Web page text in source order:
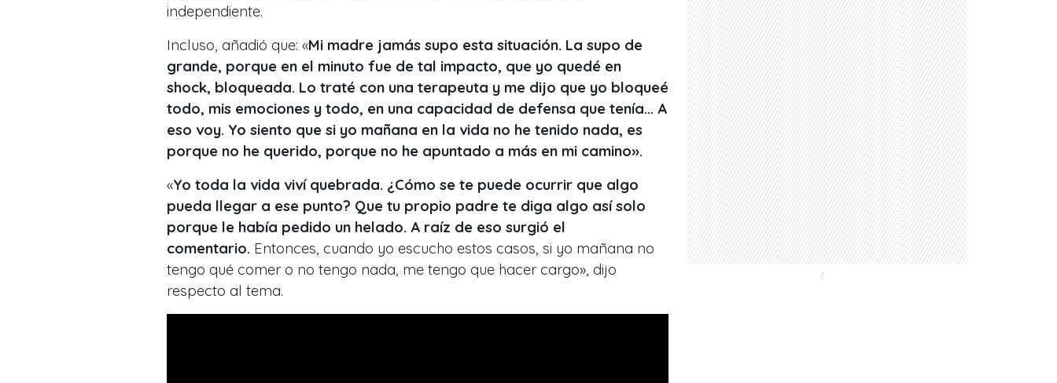
independiente.
Incluso, añadió que: «Mi madre jamás supo esta situación. La supo de
grande, porque en el minuto fue de tal impacto, que yo quedé en
shock, bloqueada. Lo traté con una terapeuta y me dijo que yo bloqueé
todo, mis emociones y todo, en una capacidad de defensa que tenía… A
eso voy. Yo siento que si yo mañana en la vida no he tenido nada, es
porque no he querido, porque no he apuntado a más en mi camino».
«Yo toda la vida viví quebrada. ¿Cómo se te puede ocurrir que algo
pueda llegar a ese punto? Que tu propio padre te diga algo así solo
porque le había pedido un helado. A raíz de eso surgió el
comentario. Entonces, cuando yo escucho estos casos, si yo mañana no
tengo qué comer o no tengo nada, me tengo que hacer cargo», dijo
respecto al tema.